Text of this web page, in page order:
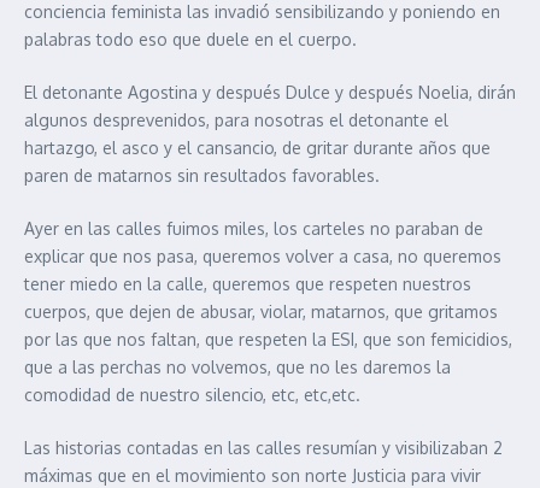
conciencia feminista las invadió sensibilizando y poniendo en
palabras todo eso que duele en el cuerpo.
El detonante Agostina y después Dulce y después Noelia, dirán
algunos desprevenidos, para nosotras el detonante el
hartazgo, el asco y el cansancio, de gritar durante años que
paren de matarnos sin resultados favorables.
Ayer en las calles fuimos miles, los carteles no paraban de
explicar que nos pasa, queremos volver a casa, no queremos
tener miedo en la calle, queremos que respeten nuestros
cuerpos, que dejen de abusar, violar, matarnos, que gritamos
por las que nos faltan, que respeten la ESI, que son femicidios,
que a las perchas no volvemos, que no les daremos la
comodidad de nuestro silencio, etc, etc,etc.
Las historias contadas en las calles resumían y visibilizaban 2
máximas que en el movimiento son norte Justicia para vivir